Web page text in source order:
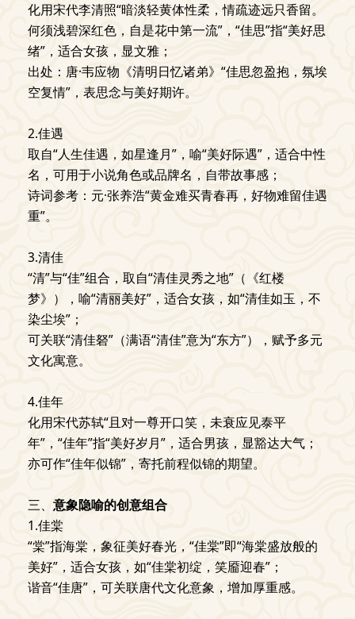
化用宋代李清照“暗淡轻黄体性柔，情疏迹远只香留。
何须浅碧深红色，自是花中第一流”，“佳思”指“美好思
绪”，适合女孩，显文雅；
出处：唐·韦应物《清明日忆诸弟》“佳思忽盈抱，氛埃
空复情”，表思念与美好期许。
2.佳遇
取自“人生佳遇，如星逢月”，喻“美好际遇”，适合中性
名，可用于小说角色或品牌名，自带故事感；
诗词参考：元·张养浩“黄金难买青春再，好物难留佳遇
重”。
3.清佳
“清”与“佳”组合，取自“清佳灵秀之地”（《红楼
梦》），喻“清丽美好”，适合女孩，如“清佳如玉，不
染尘埃”；
可关联“清佳砮”（满语“清佳”意为“东方”），赋予多元
文化寓意。
4.佳年
化用宋代苏轼“且对一尊开口笑，未衰应见泰平
年”，“佳年”指“美好岁月”，适合男孩，显豁达大气；
亦可作“佳年似锦”，寄托前程似锦的期望。
三、 意象隐喻的创意组合
1.佳棠
“棠”指海棠，象征美好春光，“佳棠”即“海棠盛放般的
美好”，适合女孩，如“佳棠初绽，笑靥迎春”；
谐音“佳唐”，可关联唐代文化意象，增加厚重感。